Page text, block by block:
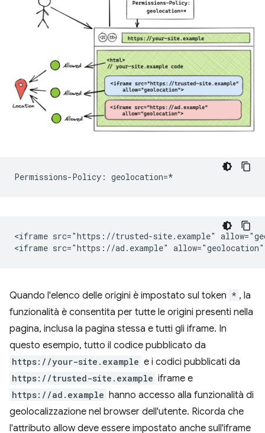
<iframe src="https://trusted-site.example"
Quando l'elenco delle origini è impostato sul token * , la
funzionalità è consentita per tutte le origini presenti nella
pagina, inclusa la pagina stessa e tutti gli iframe. In
questo esempio, tutto il codice pubblicato da
https://your-site.example e i codici pubblicati da
https://trusted-site.example iframe e
https://ad.example hanno accesso alla funzionalità di
geolocalizzazione nel browser dell'utente. Ricorda che
l'attributo allow deve essere impostato anche sull'iframe